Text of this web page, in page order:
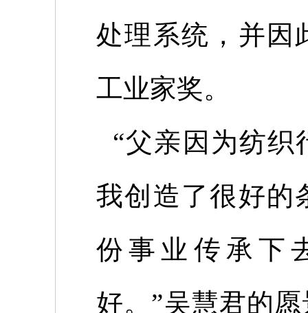
处理系统，并因
工业家奖。
“父亲因为纺织
我创造了很好的
份事业传承下
好。”吴慧君的